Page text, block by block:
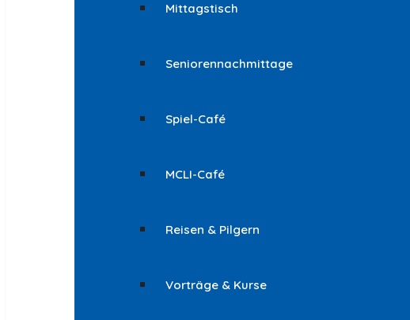
Mittagstisch
Seniorennachmittage
Spiel-Café
MCLI-Café
Reisen & Pilgern
Vorträge & Kurse